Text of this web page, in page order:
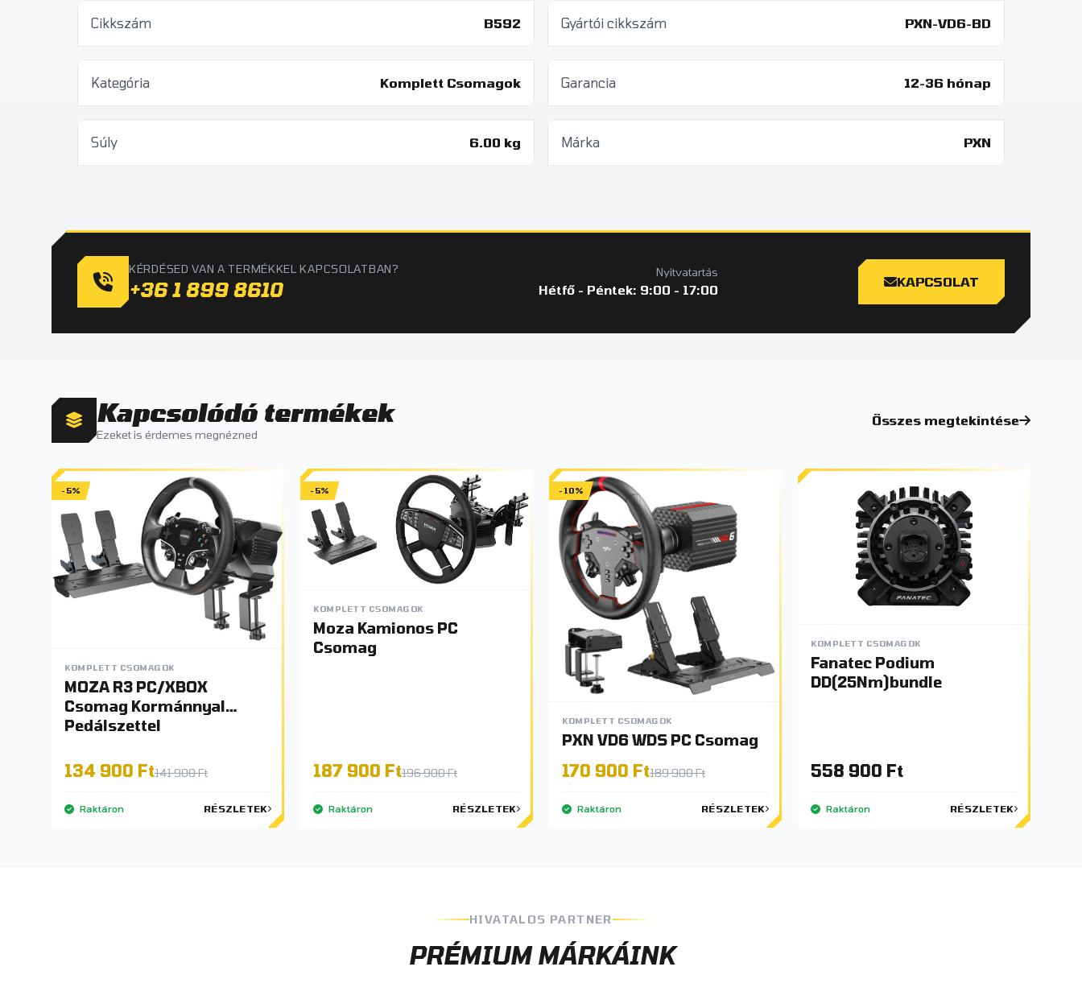
Cikkszám B592 Gyártói cikkszám PXN-VD6-BD
Kategória Komplett Csomagok Garancia 12-36 hónap
Súly 6.00 kg Márka PXN
KÉRDÉSED VAN A TERMÉKKEL KAPCSOLATBAN?
+36 1 899 8610
Nyitvatartás
Hétfő - Péntek: 9:00 - 17:00
KAPCSOLAT
Kapcsolódó termékek
Ezeket is érdemes megnézned
Összes megtekintése
-5%
KOMPLETT CSOMAGOK
MOZA R3 PC/XBOX
Csomag Kormánnyal
Pedálszettel
134 900 Ft141 900 Ft
Raktáron RÉSZLETEK
-5%
KOMPLETT CSOMAGOK
Moza Kamionos PC
Csomag
187 900 Ft196 900 Ft
Raktáron RÉSZLETEK
-10%
KOMPLETT CSOMAGOK
PXN VD6 WDS PC Csomag
170 900 Ft189 900 Ft
Raktáron RÉSZLETEK
KOMPLETT CSOMAGOK
Fanatec Podium
DD(25Nm)bundle
558 900 Ft
Raktáron RÉSZLETEK
HIVATALOS PARTNER
PRÉMIUM MÁRKÁINK